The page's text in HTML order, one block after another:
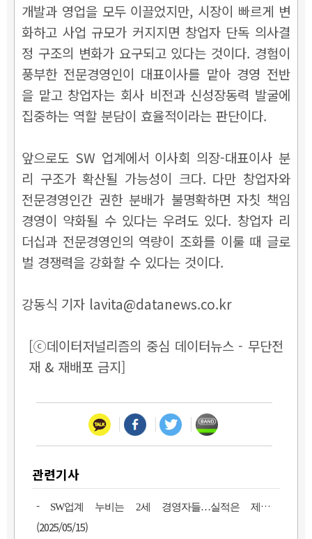
개발과 영업을 모두 이끌었지만, 시장이 빠르게 변
화하고 사업 규모가 커지지면 창업자 단독 의사결
정 구조의 변화가 요구되고 있다는 것이다. 경험이
풍부한 전문경영인이 대표이사를 맡아 경영 전반
을 맡고 창업자는 회사 비전과 신성장동력 발굴에
집중하는 역할 분담이 효율적이라는 판단이다.
앞으로도 SW 업계에서 이사회 의장-대표이사 분
리 구조가 확산될 가능성이 크다. 다만 창업자와
전문경영인간 권한 분배가 불명확하면 자칫 책임
경영이 약화될 수 있다는 우려도 있다. 창업자 리
더십과 전문경영인의 역량이 조화를 이룰 때 글로
벌 경쟁력을 강화할 수 있다는 것이다.
강동식 기자 lavita@datanews.co.kr
[ⓒ데이터저널리즘의 중심 데이터뉴스 - 무단전
재 & 재배포 금지]
관련기사
- SW업계 누비는 2세 경영자들…실적은 제각각
(2025/05/15)